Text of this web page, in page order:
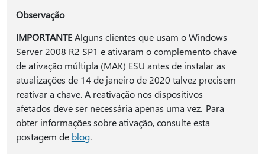
Observação
IMPORTANTEAlguns clientes que usam o Windows
Server 2008 R2 SP1 e ativaram o complemento chave
de ativação múltipla (MAK) ESU antes de instalar as
atualizações de 14 de janeiro de 2020 talvez precisem
reativar a chave. A reativação nos dispositivos
afetados deve ser necessária apenas uma vez. Para
obter informações sobre ativação, consulte esta
postagem de blog.